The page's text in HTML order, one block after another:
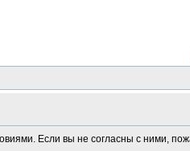
Если вы не согласны с ними,